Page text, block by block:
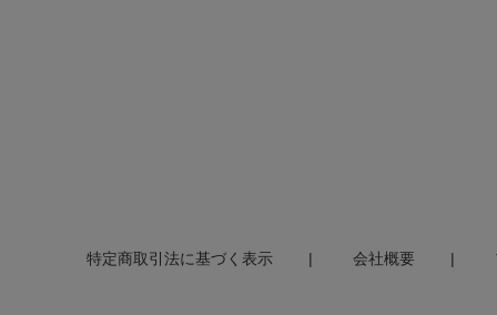
特定商取引法に基づく表示 会社概要